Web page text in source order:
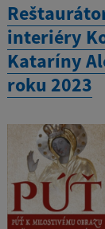
interiéry
Kataríny
roku 2023